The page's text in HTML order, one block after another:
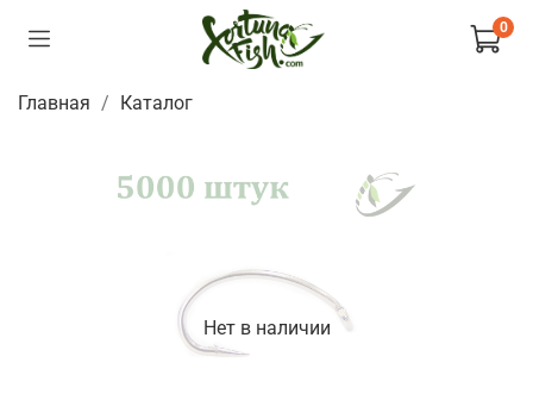
0
Главная Каталог
Нет в наличии